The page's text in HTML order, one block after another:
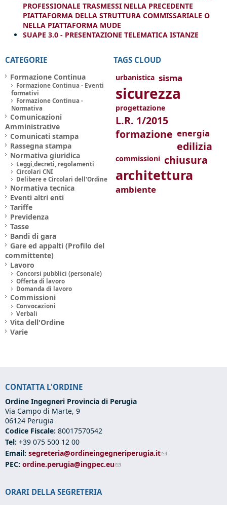
PROFESSIONALE TRASMESSI NELLA PRECEDENTE
PIATTAFORMA DELLA STRUTTURA COMMISSARIALE O
NELLA PIATTAFORMA MUDE
SUAPE 3.0 - PRESENTAZIONE TELEMATICA ISTANZE
CATEGORIE
Formazione Continua
Formazione Continua - Eventi
formativi
Formazione Continua -
Normativa
Comunicazioni
Amministrative
Comunicati stampa
Rassegna stampa
Normativa giuridica
Leggi,decreti, regolamenti
Circolari CNI
Delibere e Circolari dell'Ordine
Normativa tecnica
Eventi altri enti
Tariffe
Previdenza
Tasse
Bandi di gara
Gare ed appalti (Profilo del
committente)
Lavoro
Concorsi pubblici (personale)
Offerta di lavoro
Domanda di lavoro
Commissioni
Convocazioni
Verbali
Vita dell'Ordine
Varie
TAGS CLOUD
urbanistica sisma
sicurezza
progettazione
L.R. 1/2015
formazione energia
edilizia
commissioni chiusura
architettura
ambiente
CONTATTA L'ORDINE
Ordine Ingegneri Provincia di Perugia
Via Campo di Marte, 9
06124 Perugia
Codice Fiscale: 80017570542
Tel: +39 075 500 12 00
Email: segreteria@ordineingegneriperugia.it(link sends e-mail)
PEC: ordine.perugia@ingpec.eu(link sends e-mail)
ORARI DELLA SEGRETERIA